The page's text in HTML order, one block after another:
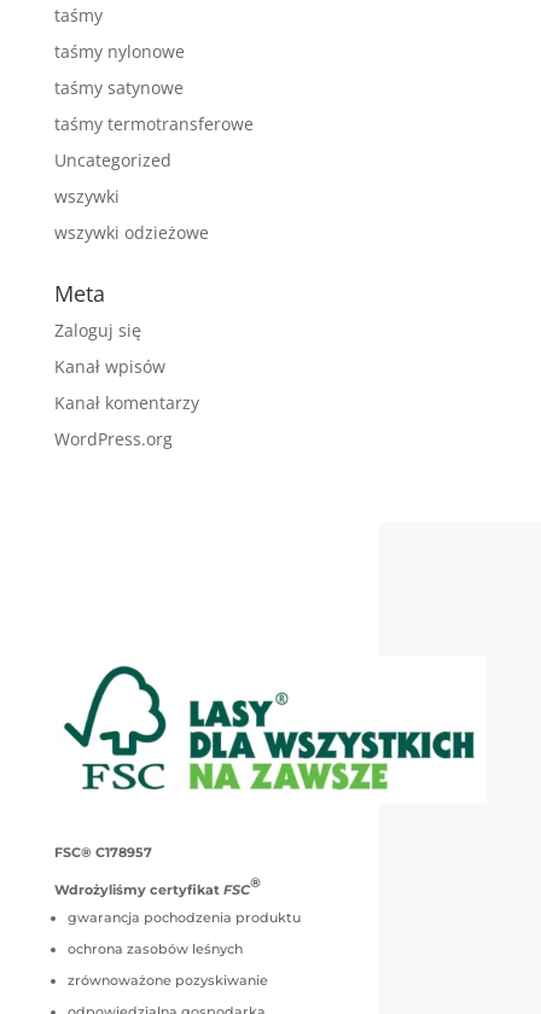
taśmy
taśmy nylonowe
taśmy satynowe
taśmy termotransferowe
Uncategorized
wszywki
wszywki odzieżowe
Meta
Zaloguj się
Kanał wpisów
Kanał komentarzy
WordPress.org
FSC® C178957
Wdrożyliśmy certyfikat FSC®
gwarancja pochodzenia produktu
ochrona zasobów leśnych
zrównoważone pozyskiwanie